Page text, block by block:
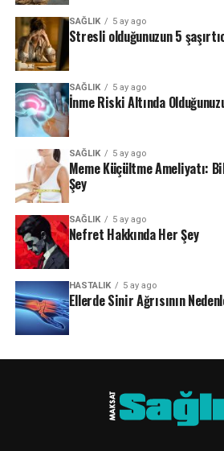
SAĞLIK 5 ay ago
Stresli olduğunuzun 5
SAĞLIK 5 ay ago
İnme Riski Altında
SAĞLIK 5 ay ago
Meme Küçültme Ameliyatı:
Şey
SAĞLIK 5 ay ago
Nefret Hakkında Her Şey
HASTALIK 5 ay ago
Ellerde Sinir Ağrısının